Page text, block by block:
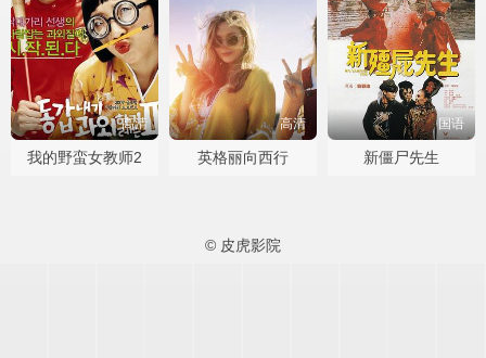
高清
我的野蛮女教师2
高清
英格丽向西行
国语
新僵尸先生
© 皮虎影院